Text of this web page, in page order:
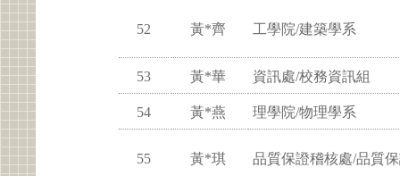
52 黃*齊 工學院/建築學系
53 黃*華 資訊處/校務資訊組
54 黃*燕 理學院/物理學系
55 黃*琪 品質保證稽核處/品質